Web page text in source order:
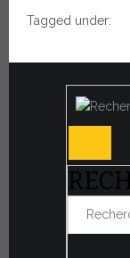
Tagged under: